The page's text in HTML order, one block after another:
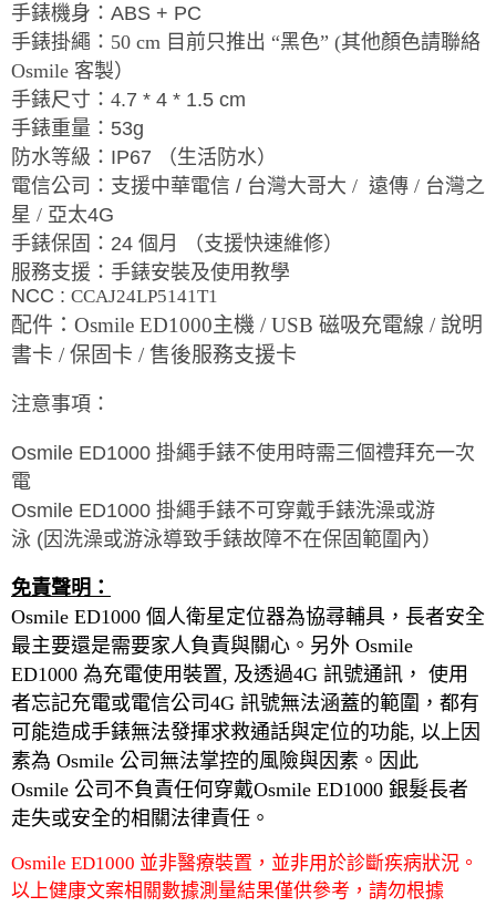
手錶機身： ABS + PC
手錶掛繩：50 cm 目前只推出 “黑色” (其他顏色請聯絡
Osmile 客製）
手錶尺寸： 4.7 * 4 * 1.5 cm
手錶重量： 53g
防水等級： IP67
（生活防水）
電信公司：支援中華電信 / 台灣大哥大 / 遠傳 / 台灣之
星 / 亞太4G
手錶保固： 24 個月
（支援快速維修）
服務支援：手錶安裝及使用教學
NCC : CCAJ24LP5141T1
配件：Osmile ED1000主機 / USB 磁吸充電線 / 說明
書卡 / 保固卡 / 售後服務支援卡
注意事項：
Osmile ED1000 掛繩手錶不使用時需三個禮拜充一次
電
Osmile ED1000 掛繩手錶不可穿戴手錶洗澡或游
泳 (因洗澡或游泳導致手錶故障不在保固範圍內）
免責聲明：
Osmile ED1000 個人衛星定位器為協尋輔具，長者安全
最主要還是需要家人負責與關心。另外 Osmile
ED1000 為充電使用裝置, 及透過4G 訊號通訊， 使用
者忘記充電或電信公司 4G 訊號無法涵蓋的範圍，都有
可能造成手錶無法發揮求救通話與定位的功能, 以上因
素為 Osmile 公司無法掌控的風險與因素。因此
Osmile 公司不負責任何穿戴Osmile ED1000 銀髮長者
走失或安全的相關法律責任。
Osmile ED1000 並非醫療裝置，並非用於診斷疾病狀況。
以上健康文案相關數據測量結果僅供參考，請勿根據